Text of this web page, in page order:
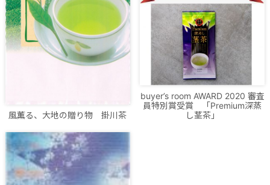
風薫る、大地の贈り物 掛川茶
buyer’s room AWARD 2020 審査
員特別賞受賞 「Premium深蒸
し茎茶」